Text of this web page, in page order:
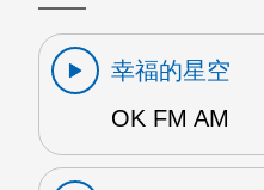
幸福的星空
OK FM AM